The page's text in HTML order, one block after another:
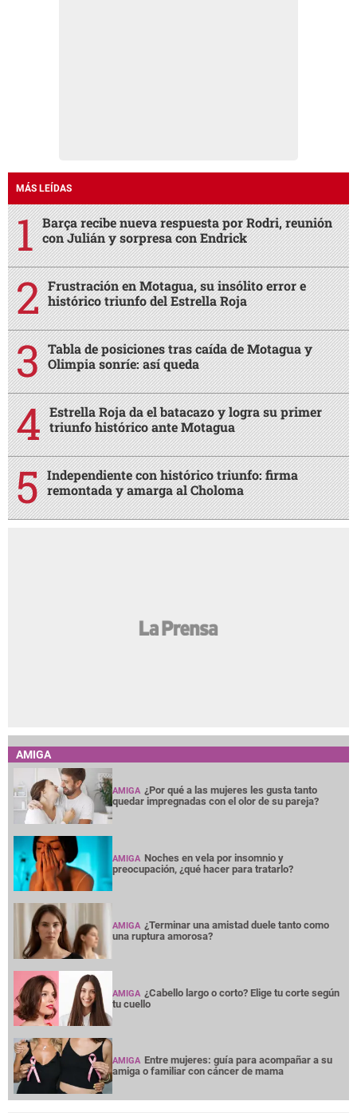
MÁS LEÍDAS
Barça recibe nueva respuesta por Rodri, reunión
con Julián y sorpresa con Endrick
Frustración en Motagua, su insólito error e
histórico triunfo del Estrella Roja
Tabla de posiciones tras caída de Motagua y
Olimpia sonríe: así queda
Estrella Roja da el batacazo y logra su primer
triunfo histórico ante Motagua
Independiente con histórico triunfo: firma
remontada y amarga al Choloma
AMIGA
AMIGA ¿Por qué a las mujeres les gusta tanto
quedar impregnadas con el olor de su pareja?
AMIGA Noches en vela por insomnio y
preocupación, ¿qué hacer para tratarlo?
AMIGA ¿Terminar una amistad duele tanto como
una ruptura amorosa?
AMIGA ¿Cabello largo o corto? Elige tu corte según
tu cuello
AMIGA Entre mujeres: guía para acompañar a su
amiga o familiar con cáncer de mama